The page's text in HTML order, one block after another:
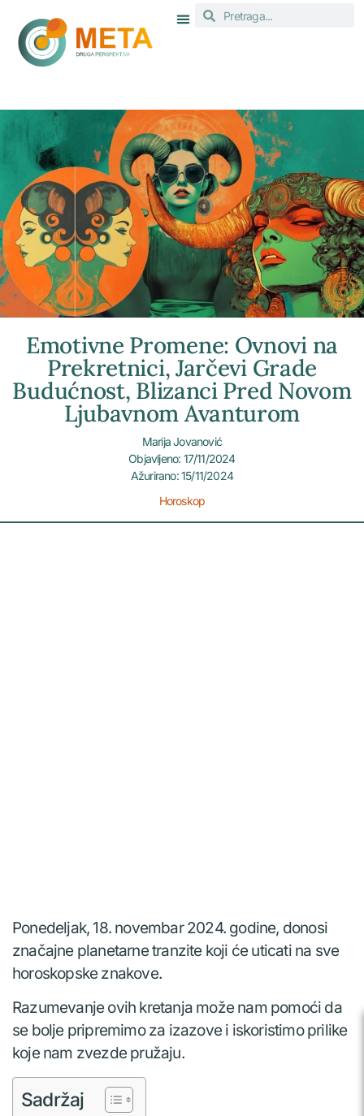
Emotivne Promene: Ovnovi na
Prekretnici, Jarčevi Grade
Budućnost, Blizanci Pred Novom
Ljubavnom Avanturom
Marija Jovanović
Objavljeno: 17/11/2024
Ažurirano: 15/11/2024
Horoskop
Ponedeljak, 18. novembar 2024. godine, donosi
značajne planetarne tranzite koji će uticati na sve
horoskopske znakove.
Razumevanje ovih kretanja može nam pomoći da
se bolje pripremimo za izazove i iskoristimo prilike
koje nam zvezde pružaju.
Sadržaj